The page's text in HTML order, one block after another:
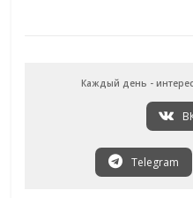
Каждый день -
Telegram